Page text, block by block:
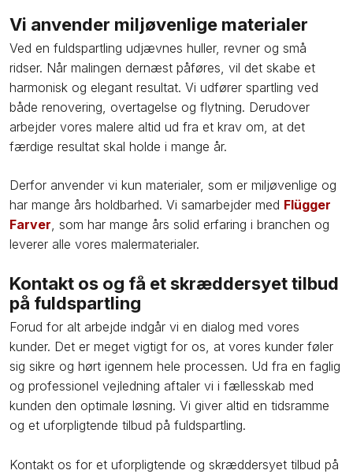
​Vi anvender miljøvenlige materialer
Ved en fuldspartling udjævnes huller, revner og små
ridser. Når malingen dernæst påføres, vil det skabe et
harmonisk og elegant resultat. Vi udfører spartling ved
både renovering, overtagelse og flytning. Derudover
arbejder vores malere altid ud fra et krav om, at det
færdige resultat skal holde i mange år.
Derfor anvender vi kun materialer, som er miljøvenlige og
har mange års holdbarhed. Vi samarbejder med Flügger
Farver, som har mange års solid erfaring i branchen og
leverer alle vores malermaterialer.
​Kontakt os og få et skræddersyet tilbud
på fuldspartling
Forud for alt arbejde indgår vi en dialog med vores
kunder. Det er meget vigtigt for os, at vores kunder føler
sig sikre og hørt igennem hele processen. Ud fra en faglig
og professionel vejledning aftaler vi i fællesskab med
kunden den optimale løsning. Vi giver altid en tidsramme
og et uforpligtende tilbud på fuldspartling.
​Kontakt os for et uforpligtende og skræddersyet tilbud på